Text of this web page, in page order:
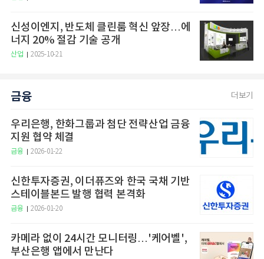
신성이엔지, 반도체 클린룸 혁신 앞장…에
너지 20% 절감 기술 공개
산업 2025-10-21
금융 더보기
우리은행, 한화그룹과 첨단 전략산업 금융
지원 협약 체결
금융 2026-01-22
신한투자증권, 이더퓨즈와 한국 국채 기반
스테이블본드 발행 협력 본격화
금융 2026-01-20
카메라 없이 24시간 모니터링…'케어벨',
부산은행 앱에서 만난다